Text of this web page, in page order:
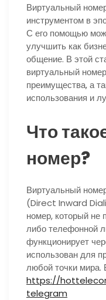
Виртуальный
инструментом в
С его помощью
улучшить как
общение. В этой
виртуальный
преимущества, а
использования и
Что
номер?
Виртуальный
(Direct Inward
номер, который не
либо телефонной
функционирует
использован для
любой точки
https://
telegram